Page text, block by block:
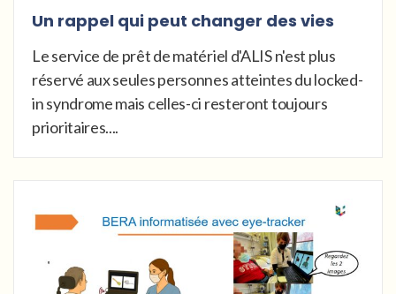
Un rappel qui peut changer des vies
Le service de prêt de matériel d'ALIS n'est plus
réservé aux seules personnes atteintes du locked-
in syndrome mais celles-ci resteront toujours
prioritaires....